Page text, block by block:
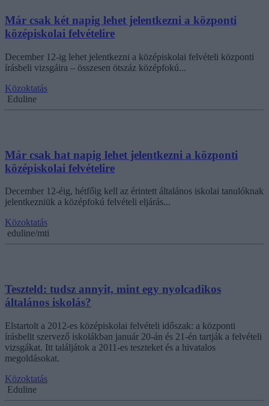
Már csak két napig lehet jelentkezni a központi
középiskolai felvételire
December 12-ig lehet jelentkezni a középiskolai felvételi központi
írásbeli vizsgáira – összesen ötszáz középfokú...
Közoktatás
Eduline
Már csak hat napig lehet jelentkezni a központi
középiskolai felvételire
December 12-éig, hétfőig kell az érintett általános iskolai tanulóknak
jelentkezniük a középfokú felvételi eljárás...
Közoktatás
eduline/mti
Teszteld: tudsz annyit, mint egy nyolcadikos
általános iskolás?
Elstartolt a 2012-es középiskolai felvételi időszak: a központi
írásbelit szervező iskolákban január 20-án és 21-én tartják a felvételi
vizsgákat. Itt találjátok a 2011-es teszteket és a hivatalos
megoldásokat.
Közoktatás
Eduline